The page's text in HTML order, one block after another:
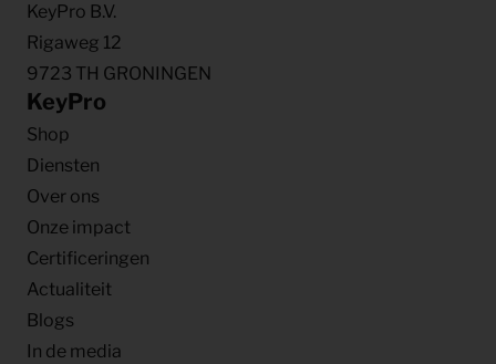
KeyPro B.V.
Rigaweg 12
9723 TH GRONINGEN
KeyPro
Shop
Diensten
Over ons
Onze impact
Certificeringen
Actualiteit
Blogs
In de media